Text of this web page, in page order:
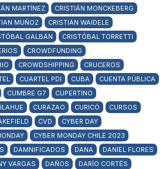
MARTÍNEZ
CRISTIÁN MONCKEBERG
MUÑOZ
CRISTIAN WAIDELE
GALBÁN
CRISTÓBAL TORRETTI
CROWDFUNDING
CROWDSHIPPING
CRUCEROS
CUARTEL PDI CUBA
CUENTA PÚBLICA
CUMBRE G7
CUPERTINO
CURAZAO CURICÓ
CURSOS
CVD
CYBER DAY
CYBER MONDAY CHILE 2023
DAMNIFICADOS DANA
DANIEL FLORES
VARGAS DAÑOS
DARÍO CORTÉS